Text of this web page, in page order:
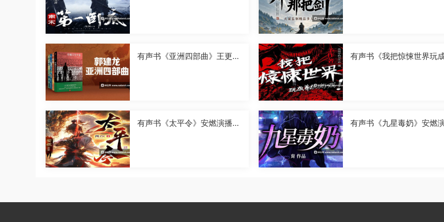
有声书《亚洲四部曲》王更新
有声书《我把惊悚世界玩
有声书《太平令》安燃演播
有声书《九星毒奶》安燃